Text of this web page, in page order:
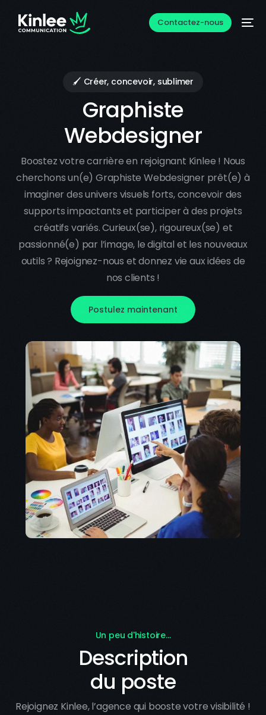
Contactez-nous
🖌️ Créer, concevoir, sublimer
Graphiste
Webdesigner
Boostez votre carrière en rejoignant Kinlee ! Nous
cherchons un(e) Graphiste Webdesigner prêt(e) à
imaginer des univers visuels forts, concevoir des
supports impactants et participer à des projets
créatifs variés. Curieux(se), rigoureux(se) et
passionné(e) par l’image, le digital et les nouveaux
outils ? Rejoignez-nous et donnez vie aux idées de
nos clients !
Postulez maintenant
Un peu d'histoire...
Description
du poste
Rejoignez Kinlee, l’agence qui booste votre visibilité !